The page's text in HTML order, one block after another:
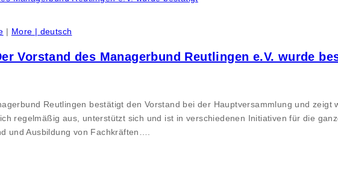
| More | deutsch
Vorstand des Managerbund Reutlingen e.V. wurde
Reutlingen bestätigt den Vorstand bei der Hauptversammlung und zeigt
regelmäßig aus, unterstützt sich und ist in verschiedenen Initiativen für die
und Ausbildung von Fachkräften….